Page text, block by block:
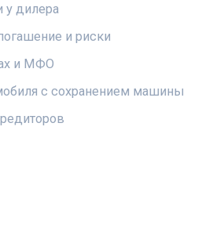
у дилера
и риски
и МФО
с сохранением машины